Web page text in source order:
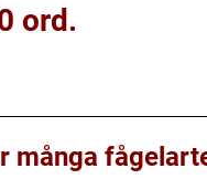
ord.
många